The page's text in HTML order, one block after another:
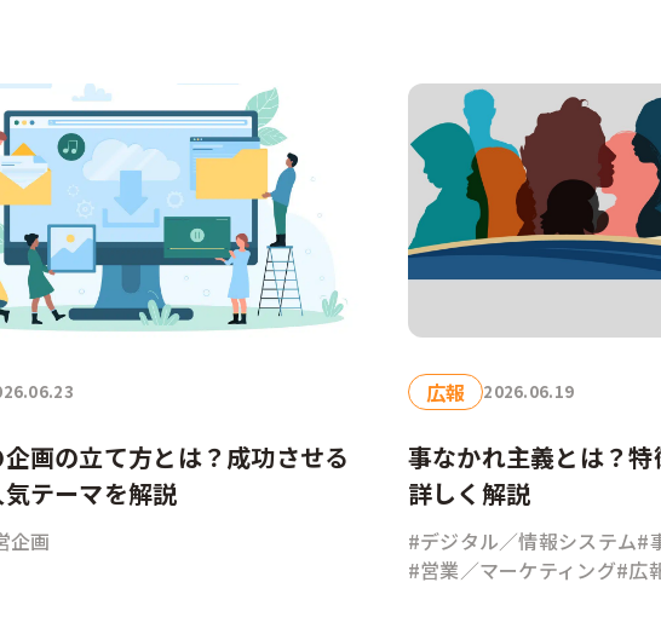
画の立て方とは？成功させる
テーマを解説
企画
広報 2026.06.19
事なかれ主義とは？
詳しく解説
#デジタル／情報システム#
#営業／マーケティング#広